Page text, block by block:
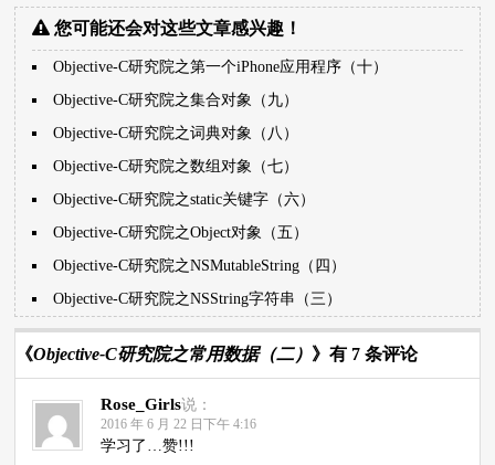
您可能还会对这些文章感兴趣！
Objective-C研究院之第一个iPhone应用程序（十）
Objective-C研究院之集合对象（九）
Objective-C研究院之词典对象（八）
Objective-C研究院之数组对象（七）
Objective-C研究院之static关键字（六）
Objective-C研究院之Object对象（五）
Objective-C研究院之NSMutableString（四）
Objective-C研究院之NSString字符串（三）
《Objective-C研究院之常用数据（二） 》有 7 条评论
Rose_Girls说：
2016 年 6 月 22 日下午 4:16
学习了…赞!!!